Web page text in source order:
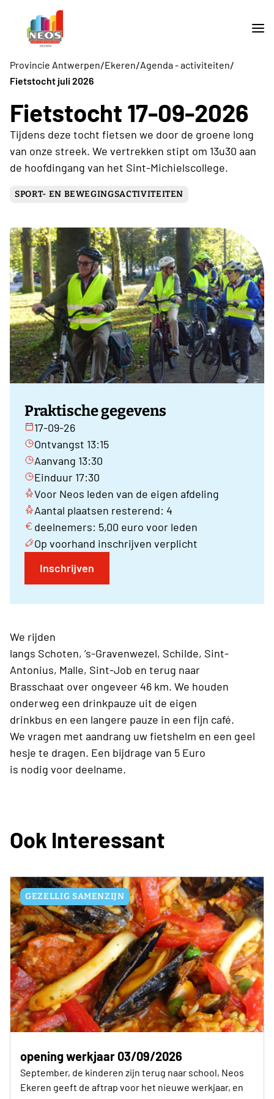
Provincie Antwerpen/Ekeren/Agenda - activiteiten/
Fietstocht juli 2026
Fietstocht 17-09-2026
Tijdens deze tocht fietsen we door de groene long
van onze streek. We vertrekken stipt om 13u30 aan
de hoofdingang van het Sint-Michielscollege.
SPORT- EN BEWEGINGSACTIVITEITEN
Praktische gegevens
17-09-26
Ontvangst 13:15
Aanvang 13:30
Einduur 17:30
Voor Neos leden van de eigen afdeling
Aantal plaatsen resterend: 4
deelnemers: 5,00 euro voor leden
Op voorhand inschrijven verplicht
Inschrijven
We rijden
langs Schoten, ’s-Gravenwezel, Schilde, Sint-
Antonius, Malle, Sint-Job en terug naar
Brasschaat over ongeveer 46 km. We houden
onderweg een drinkpauze uit de eigen
drinkbus en een langere pauze in een fijn café.
We vragen met aandrang uw fietshelm en een geel
hesje te dragen. Een bijdrage van 5 Euro
is nodig voor deelname.
Ook Interessant
GEZELLIG SAMENZIJN
opening werkjaar 03/09/2026
September, de kinderen zijn terug naar school, Neos
Ekeren geeft de aftrap voor het nieuwe werkjaar, en